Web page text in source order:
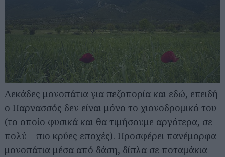
Δεκάδες μονοπάτια για πεζοπορία και εδώ, επειδή
ο Παρνασσός δεν είναι μόνο το χιονοδρομικό του
(το οποίο φυσικά και θα τιμήσουμε αργότερα, σε –
πολύ – πιο κρύες εποχές). Προσφέρει πανέμορφα
μονοπάτια μέσα από δάση, δίπλα σε ποταμάκια